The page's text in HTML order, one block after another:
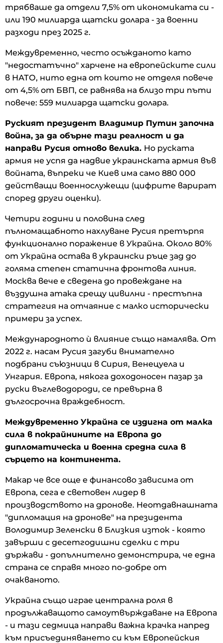
трябваше да отдели 7,5% от икономиката си -
или 190 милиарда щатски долара - за военни
разходи през 2025 г.
Междувременно, често осъжданото като
"недостатъчно" харчене на европейските сили
в НАТО, нито една от които не отделя повече
от 4,5% от БВП, се равнява на близо три пъти
повече: 559 милиарда щатски долара.
Руският президент Владимир Путин започна
война, за да обърне тази реалност и да
направи Русия отново велика. Но руската
армия не успя да надвие украинската армия във
войната, въпреки че Киев има само 880 000
действащи военнослужещи (цифрите варират
според други оценки).
Четири години и половина след
пълномащабното нахлуване Русия претърпя
функционално поражение в Украйна. Около 80%
от Украйна остава в украински ръце зад до
голяма степен статична фронтова линия.
Москва вече е сведена до провеждане на
въздушна атака срещу цивилни - престъпна
стратегия на отчаяние с малко исторически
примери за успех.
Международното ѝ влияние също намалява. От
2022 г. насам Русия загуби внимателно
подбрани съюзници в Сирия, Венецуела и
Унгария. Европа, някога доходоносен пазар за
руски въглеводороди, се превърна в
дългосрочна враждебност.
Междувременно Украйна се издигна от малка
сила в покрайнините на Европа до
дипломатическа и военна средна сила в
сърцето на континента.
Макар че все още е финансово зависима от
Европа, сега е световен лидер в
производството на дронове. Неотдавнашната
"дипломация на дронове" на президента
Володимир Зеленски в Близкия изток - която
завърши с десетгодишни сделки с три
държави - допълнително демонстрира, че една
страна се справя много по-добре от
очакваното.
Украйна също играе централна роля в
продължаващото самоутвърждаване на Европа
- и тази седмица направи важна крачка напред
към присъединяването си към Европейския